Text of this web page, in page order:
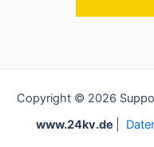
Copyright © 2026
www.24kv.de